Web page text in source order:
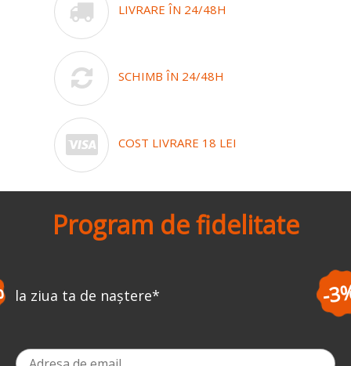
LIVRARE ÎN 24/48H
SCHIMB ÎN 24/48H
COST LIVRARE 18 LEI
Program de fidelitate
-3% la prima comandă